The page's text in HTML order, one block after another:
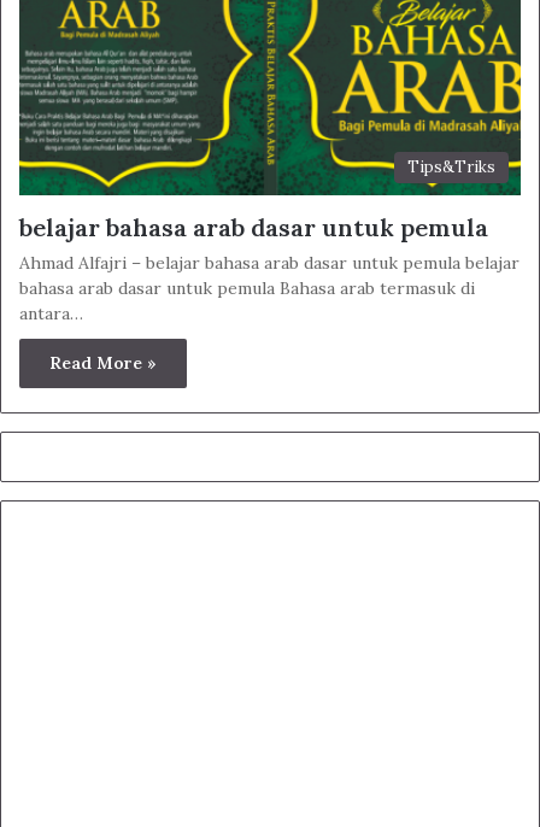
Tips&Triks
belajar bahasa arab dasar untuk pemula
Ahmad Alfajri – belajar bahasa arab dasar untuk pemula belajar
bahasa arab dasar untuk pemula Bahasa arab termasuk di
antara…
Read More »